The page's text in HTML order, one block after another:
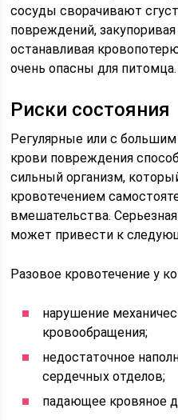
сосуды сворачивают
повреждений,
останавливая
очень опасны для питомца.
Риски состояния
Регулярные или с
крови повреждения
сильный организм,
кровотечением
вмешательства.
может привести к
Разовое кровотечение у
нарушение
кровообращения;
недостаточное
сердечных отделов;
падающее кровяное